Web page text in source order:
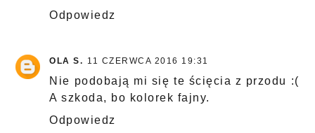
Odpowiedz
OLA S. 11 CZERWCA 2016 19:31
Nie podobają mi się te ścięcia z przodu :(
A szkoda, bo kolorek fajny.
Odpowiedz